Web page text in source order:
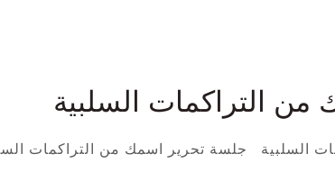
التراكمات السلبية